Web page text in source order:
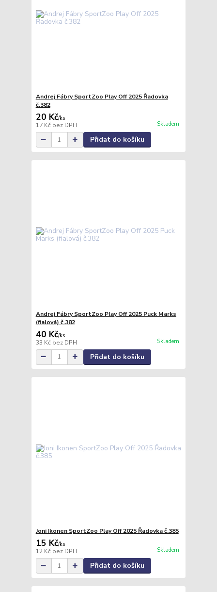
Andrej Fábry SportZoo Play Off 2025 Řadovka
č.382
20 Kč/ks
17 Kč bez DPH Skladem
Přidat do košíku
Andrej Fábry SportZoo Play Off 2025 Puck Marks
(fialová) č.382
40 Kč/ks
33 Kč bez DPH Skladem
Přidat do košíku
Joni Ikonen SportZoo Play Off 2025 Řadovka č.385
15 Kč/ks
12 Kč bez DPH Skladem
Přidat do košíku